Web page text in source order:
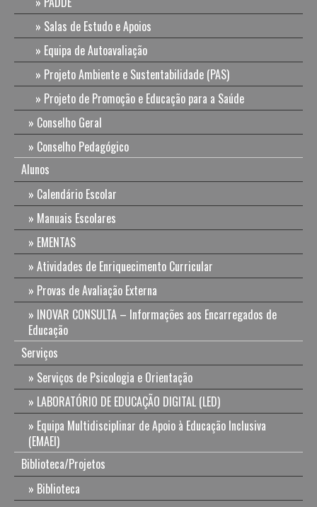
Salas de Estudo e Apoios
Equipa de Autoavaliação
Projeto Ambiente e Sustentabilidade (PAS)
Projeto de Promoção e Educação para a Saúde
Conselho Geral
Conselho Pedagógico
Alunos
Calendário Escolar
Manuais Escolares
EMENTAS
Atividades de Enriquecimento Curricular
Provas de Avaliação Externa
INOVAR CONSULTA – Informações aos Encarregados de
Educação
Serviços
Serviços de Psicologia e Orientação
LABORATÓRIO DE EDUCAÇÃO DIGITAL (LED)
Equipa Multidisciplinar de Apoio à Educação Inclusiva
(EMAEI)
Biblioteca/Projetos
Biblioteca